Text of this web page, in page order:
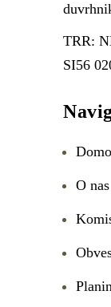
TRR:
SI56
O nas